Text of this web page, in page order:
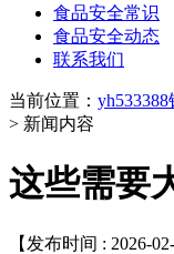
食品安全常识
食品安全动态
联系我们
当前位置：
> 新闻内容
这些需要
【发布时间 : 2026-